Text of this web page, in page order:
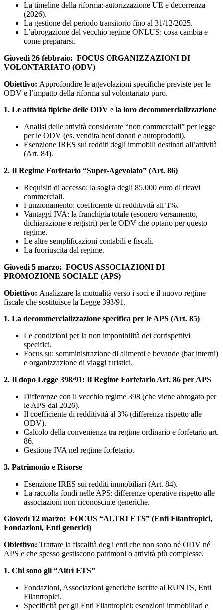
La timeline della riforma: autorizzazione UE e decorrenza
(2026).
La gestione del periodo transitorio fino al 31/12/2025.
L’abrogazione del vecchio regime ONLUS: cosa cambia e
come prepararsi.
Giovedì 26 febbraio: FOCUS ORGANIZZAZIONI DI
VOLONTARIATO (ODV)
Obiettivo: Approfondire le agevolazioni specifiche previste per le
ODV e l’impatto della riforma sul volontariato puro.
1. Le attività tipiche delle ODV e la loro decommercializzazione
Analisi delle attività considerate “non commerciali” per legge
per le ODV (es. vendita beni donati e autoprodotti).
Esenzione IRES sui redditi degli immobili destinati all’attività
(Art. 84).
2. Il Regime Forfetario “Super-Agevolato” (Art. 86)
Requisiti di accesso: la soglia degli 85.000 euro di ricavi
commerciali.
Funzionamento: coefficiente di redditività all’1%.
Vantaggi IVA: la franchigia totale (esonero versamento,
dichiarazione e registri) per le ODV che optano per questo
regime.
Le altre semplificazioni contabili e fiscali.
La fuoriuscita dal regime.
Giovedì 5 marzo: FOCUS ASSOCIAZIONI DI
PROMOZIONE SOCIALE (APS)
Obiettivo: Analizzare la mutualità verso i soci e il nuovo regime
fiscale che sostituisce la Legge 398/91.
1. La decommercializzazione specifica per le APS (Art. 85)
Le condizioni per la non imponibilità dei corrispettivi
specifici.
Focus su: somministrazione di alimenti e bevande (bar interni)
e organizzazione di viaggi turistici.
2. Il dopo Legge 398/91: Il Regime Forfetario Art. 86 per APS
Differenze con il vecchio regime 398 (che viene abrogato per
le APS dal 2026).
Il coefficiente di redditività al 3% (differenza rispetto alle
ODV).
Calcolo della convenienza tra regime ordinario e forfetario art.
86.
Gestione IVA nel regime forfetario.
3. Patrimonio e Risorse
Esenzione IRES sui redditi immobiliari (Art. 84).
La raccolta fondi nelle APS: differenze operative rispetto alle
associazioni non riconosciute generiche.
Giovedì 12 marzo: FOCUS “ALTRI ETS” (Enti Filantropici,
Fondazioni, Enti generici)
Obiettivo: Trattare la fiscalità degli enti che non sono né ODV né
APS e che spesso gestiscono patrimoni o attività più complesse.
1. Chi sono gli “Altri ETS”
Fondazioni, Associazioni generiche iscritte al RUNTS, Enti
Filantropici.
Specificità per gli Enti Filantropici: esenzioni immobiliari e